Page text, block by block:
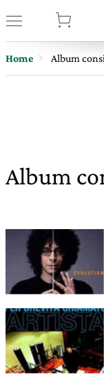
Home Album
Album